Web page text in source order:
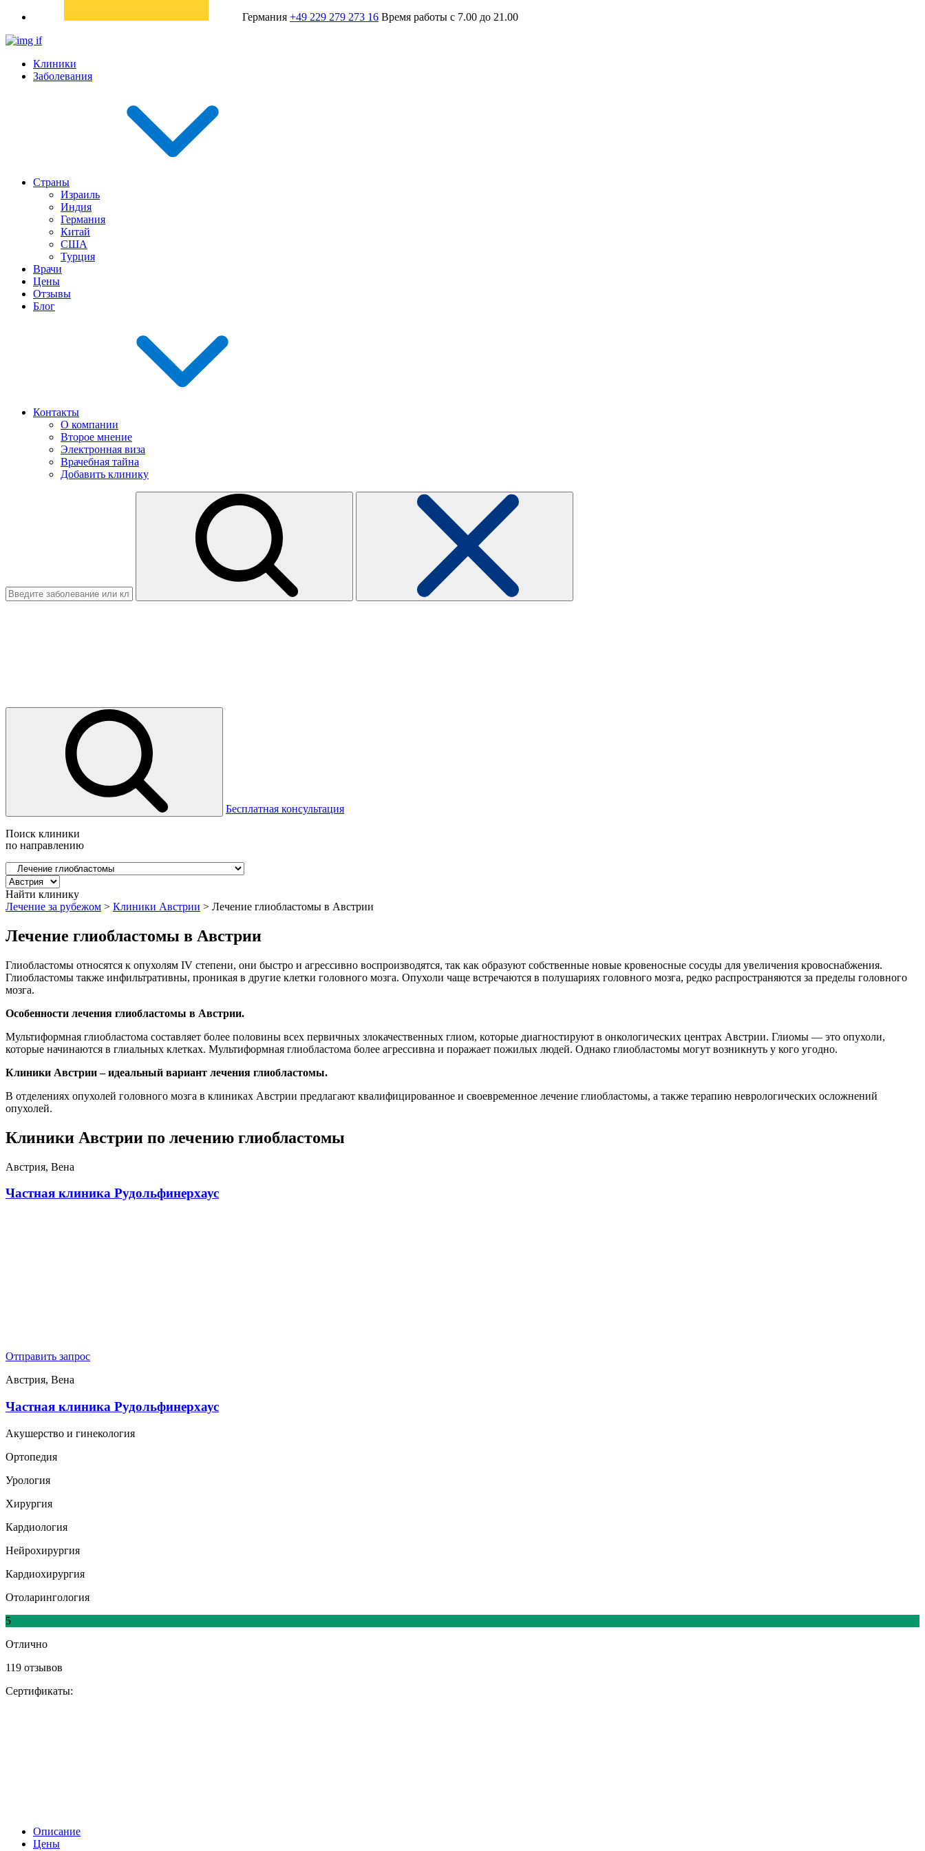
Германия +49 229 279 273 16 Время работы с 7.00 до 21.00
Клиники
Заболевания
Страны
Израиль
Индия
Германия
Китай
США
Турция
Врачи
Цены
Отзывы
Блог
Контакты
О компании
Второе мнение
Электронная виза
Врачебная тайна
Добавить клинику
Бесплатная консультация
Поиск клиники
по направлению
Найти клинику
Лечение за рубежом > Клиники Австрии > Лечение глиобластомы в Австрии
Лечение глиобластомы в Австрии
Глиобластомы относятся к опухолям IV степени, они быстро и агрессивно воспроизводятся, так как образуют собственные новые кровеносные сосуды для увеличения кровоснабжения.
Глиобластомы также инфильтративны, проникая в другие клетки головного мозга. Опухоли чаще встречаются в полушариях головного мозга, редко распространяются за пределы головного
мозга.
Особенности лечения глиобластомы в Австрии.
Мультиформная глиобластома составляет более половины всех первичных злокачественных глиом, которые диагностируют в онкологических центрах Австрии. Глиомы — это опухоли,
которые начинаются в глиальных клетках. Мультиформная глиобластома более агрессивна и поражает пожилых людей. Однако глиобластомы могут возникнуть у кого угодно.
Клиники Австрии – идеальный вариант лечения глиобластомы.
В отделениях опухолей головного мозга в клиниках Австрии предлагают квалифицированное и своевременное лечение глиобластомы, а также терапию неврологических осложнений
опухолей.
Клиники Австрии по лечению глиобластомы
Австрия, Вена
Частная клиника Рудольфинерхаус
Отправить запрос
Австрия, Вена
Частная клиника Рудольфинерхаус
Акушерство и гинекология
Ортопедия
Урология
Хирургия
Кардиология
Нейрохирургия
Кардиохирургия
Отоларингология
5
Отлично
119 отзывов
Сертификаты:
Описание
Цены